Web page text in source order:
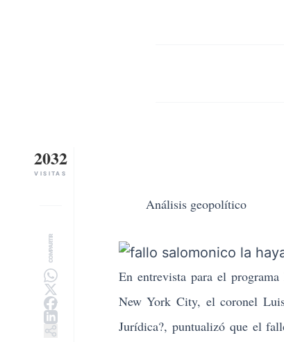
2032
VISITAS
COMPARTIR
Análisis geopolítico
En entrevista para el
New York City, el coronel
Jurídica?, puntualizó que el